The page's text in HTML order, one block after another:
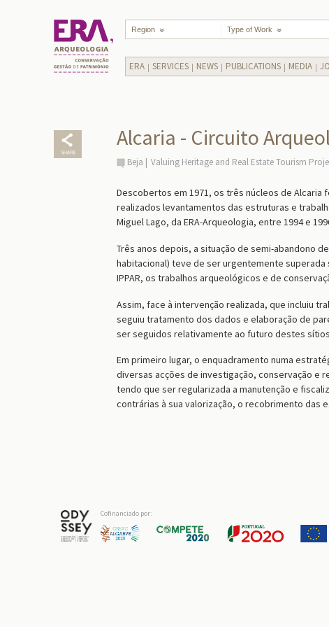
Region Type of Work
ERA SERVICES NEWS PUBLICATIONS MEDIA
Alcaria - Circuito
Beja Valuing Heritage and Real Estate Tourism
Descobertos em 1971, os três núcleos de Alcaria
realizados levantamentos das estruturas e
Miguel Lago, da ERA-Arqueologia, entre 1994 e
Três anos depois, a situação de semi-abandono
habitacional) teve de ser urgentemente
IPPAR, os trabalhos arqueológicos e de
Assim, face à intervenção realizada, que incluiu
seguiu tratamento dos dados e elaboração de
ser seguidos relativamente ao futuro destes
Em primeiro lugar, o enquadramento numa
diversas acções de investigação, conservação e
tendo que ser regularizada a manutenção e
contrárias à sua valorização, o recobrimento das
Cofinanciado por: